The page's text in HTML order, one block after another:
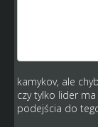
kamykov, ale
czy tylko lider
podejścia do